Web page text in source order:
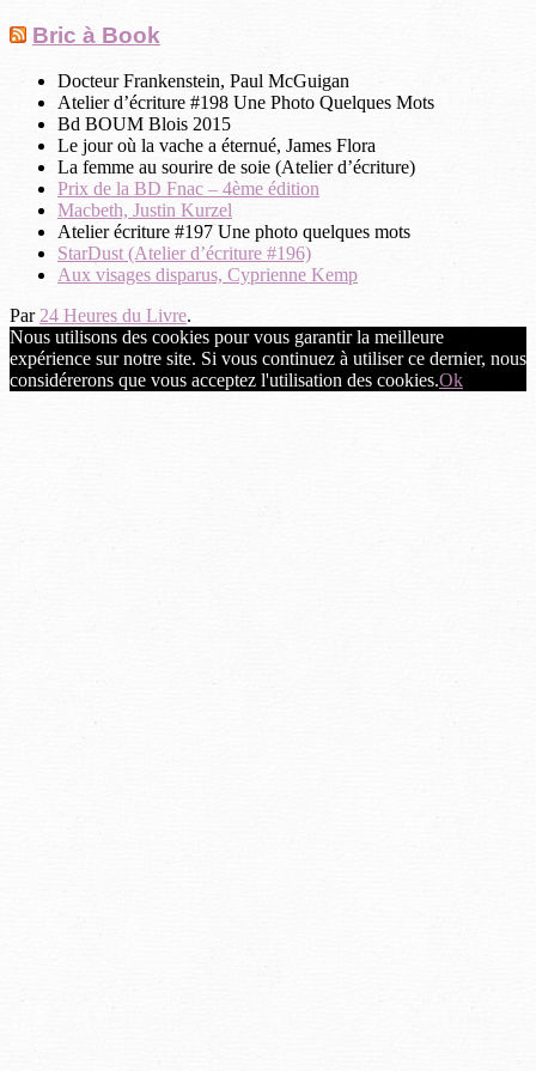
Bric à Book
Docteur Frankenstein, Paul McGuigan
Atelier d’écriture #198 Une Photo Quelques Mots
Bd BOUM Blois 2015
Le jour où la vache a éternué, James Flora
La femme au sourire de soie (Atelier d’écriture)
Prix de la BD Fnac – 4ème édition
Macbeth, Justin Kurzel
Atelier écriture #197 Une photo quelques mots
StarDust (Atelier d’écriture #196)
Aux visages disparus, Cyprienne Kemp
Par24 Heures du Livre.
Nous utilisons des cookies pour vous garantir la meilleure
expérience sur notre site. Si vous continuez à utiliser ce dernier, nous
considérerons que vous acceptez l'utilisation des cookies.Ok